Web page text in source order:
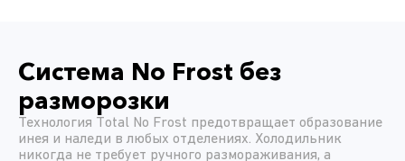
Система No Frost без
разморозки
Технология Total No Frost предотвращает образование
инея и наледи в любых отделениях. Холодильник
никогда не требует ручного размораживания, а